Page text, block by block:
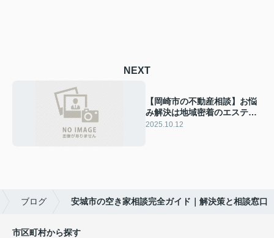
NEXT
【岡崎市の不動産相談】お悩
み解決は地域密着のエステー
ト・ラボへ
2025.10.12
ブログ 安城市の空き家相談完全ガイド｜解決策と相談窓口
市区町村から探す